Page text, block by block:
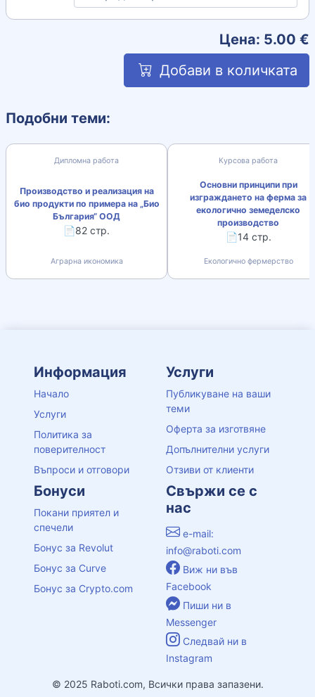
Цена: 5.00 €
Добави в количката
Подобни теми:
Дипломна работа
Производство и реализация на
био продукти по примера на „Био
България“ ООД
📄82 стр.
Аграрна икономика
Курсова работа
Основни принципи при
изграждането на ферма за
екологично земеделско
производство
📄14 стр.
Екологично фермерство
Информация
Начало
Услуги
Политика за
поверителност
Въпроси и отговори
Услуги
Публикуване на ваши
теми
Оферта за изготвяне
Допълнителни услуги
Отзиви от клиенти
Бонуси
Покани приятел и
спечели
Бонус за Revolut
Бонус за Curve
Бонус за Crypto.com
Свържи се с
нас
e-mail:
info@raboti.com
Виж ни във
Facebook
Пиши ни в
Messenger
Следвай ни в
Instagram
© 2025 Raboti.com, Всички права запазени.